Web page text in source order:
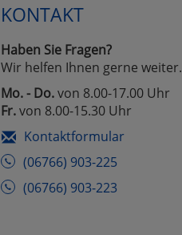
KONTAKT
Haben Sie Fragen?
Wir helfen Ihnen gerne weiter.
Mo. - Do.von 8.00-17.00 Uhr
Fr.von 8.00-15.30 Uhr
Kontaktformular
(06766) 903-225
(06766) 903-223